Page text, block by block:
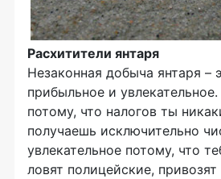
Расхитители янтаря
Незаконная добыча янтаря –
прибыльное и
потому, что налогов ты
получаешь исключительно
увлекательное потому, что
ловят полицейские,